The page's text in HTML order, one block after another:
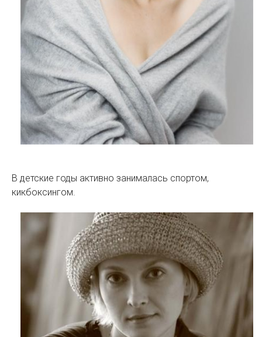
В детские годы активно занималась спортом,
кикбоксингом.